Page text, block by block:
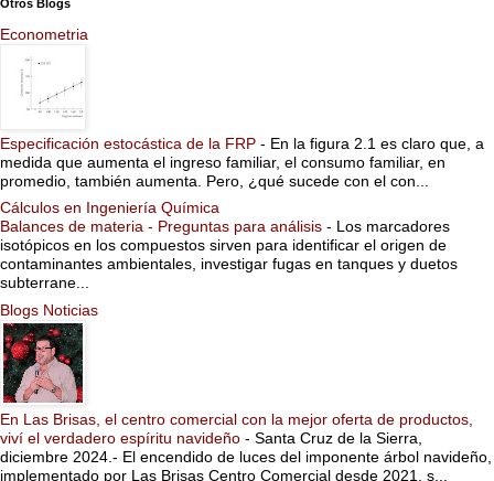
Otros Blogs
Econometria
Especificación estocástica de la FRP - En la figura 2.1 es claro que, a
medida que aumenta el ingreso familiar, el consumo familiar, en
promedio, también aumenta. Pero, ¿qué sucede con el con...
Cálculos en Ingeniería Química
Balances de materia - Preguntas para análisis - Los marcadores
isotópicos en los compuestos sirven para identificar el origen de
contaminantes ambientales, investigar fugas en tanques y duetos
subterrane...
Blogs Noticias
En Las Brisas, el centro comercial con la mejor oferta de productos,
viví el verdadero espíritu navideño - Santa Cruz de la Sierra,
diciembre 2024.- El encendido de luces del imponente árbol navideño,
implementado por Las Brisas Centro Comercial desde 2021, s...